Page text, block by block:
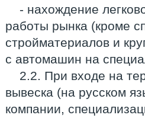
- нахождение
работы рынка (кроме
стройматериалов и
с автомашин на
2.2. При входе на
вывеска (на русском
компании,